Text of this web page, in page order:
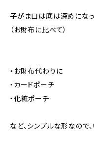
子がま口は底は深めになっ
（お財布に比べて）
・お財布代わりに
・カードポーチ
・化粧ポーチ
など、シンプルな形なので